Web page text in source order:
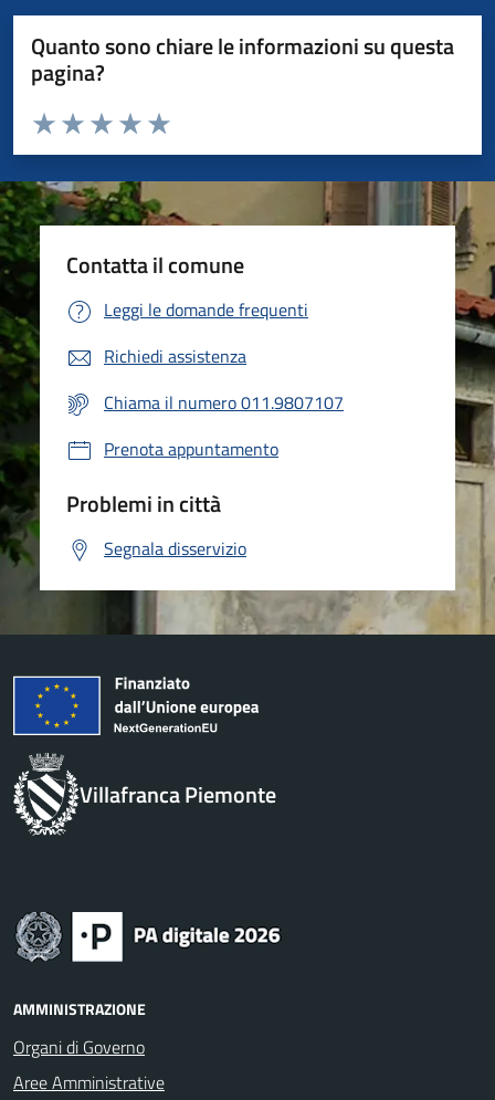
Quanto sono chiare le informazioni su questa
pagina?
Valuta da 1 a 5 stelle la pagina
Valuta 5 stelle su 5
Valuta 4 stelle su 5
Valuta 3 stelle su 5
Valuta 2 stelle su 5
Valuta 1 stelle su 5
Contatta il comune
Leggi le domande frequenti
Richiedi assistenza
Chiama il numero 011.9807107
Prenota appuntamento
Problemi in città
Segnala disservizio
Villafranca Piemonte
AMMINISTRAZIONE
Organi di Governo
Aree Amministrative